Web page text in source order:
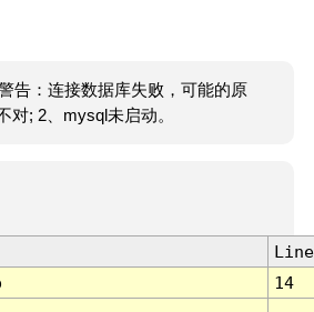
告：连接数据库失败，可能的原
对; 2、mysql未启动。
Line
14